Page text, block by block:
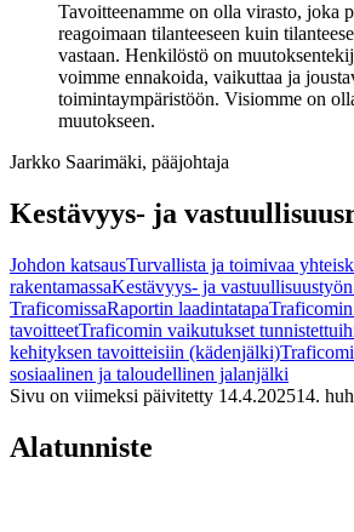
Tavoitteenamme on olla virasto, joka
reagoimaan tilanteeseen kuin
vastaan. Henkilöstö on
voimme ennakoida, vaikuttaa ja
toimintaympäristöön. Visiomme on
muutokseen.
Jarkko Saarimäki, pääjohtaja
Kestävyys- ja
Johdon katsausTurvallista ja toimivaa
rakentamassaKestävyys- ja
TraficomissaRaportin laadintatapa
tavoitteetTraficomin vaikutukset
kehityksen tavoitteisiin (kädenjälki)
sosiaalinen ja taloudellinen jalanjälki
Sivu on viimeksi päivitetty 14.4.202514.
Alatunniste